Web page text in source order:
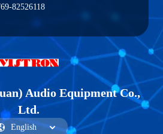
82526118
Audio Equipment Co.,
Ltd.